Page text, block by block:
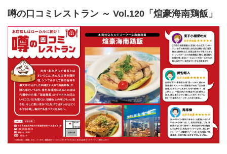
噂の口コミレストラン ～ Vol.120「煊豪海南鶏飯」